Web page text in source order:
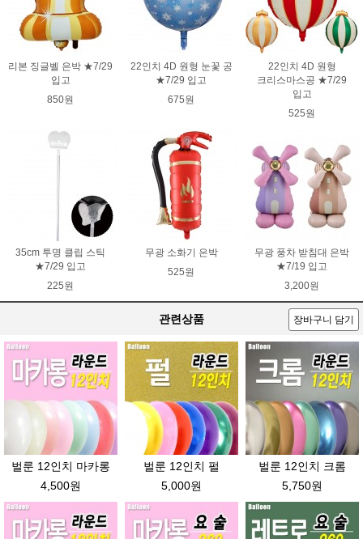
리본 징글벨 은박 ★7/29
입고
850원
22인치 4D 원형 눈꽃 공
★7/29 입고
675원
22인치 4D 원형
크리스마스공 ★7/29
입고
525원
35cm 투명 클립 스틱
★7/29 입고
225원
무광 소화기 은박
525원
무광 풍차 받침대 은박
★7/19 입고
3,200원
관련상품 장바구니 담기
벌룬 12인치 마카롱
4,500원
벌룬 12인치 펄
5,000원
벌룬 12인치 크롬
5,750원